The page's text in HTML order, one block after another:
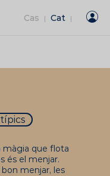
Cas | Cat |
màgia que flota
és el menjar.
bon menjar, les